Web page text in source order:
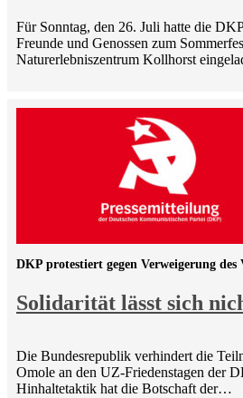
Für Sonntag, den 26. Juli hatte die
Freunde und Genossen zum
Naturerlebniszentrum Kollhorst
Solidarität lässt sich
DKP protestiert gegen Verweigerung
Die Bundesrepublik verhindert die
Omole an den UZ-Friedenstagen der
Hinhaltetaktik hat die Botschaft der…